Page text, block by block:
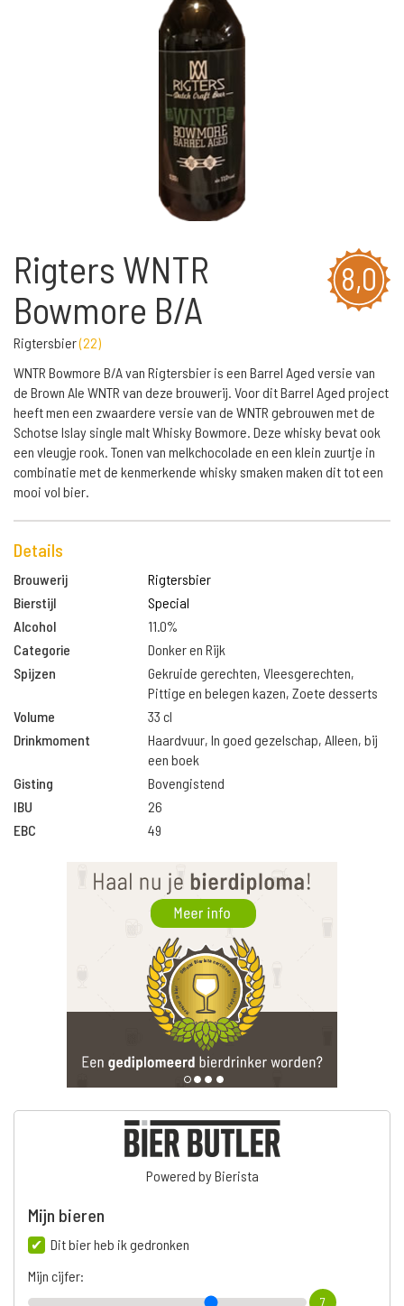
8,0
Rigters WNTR
Bowmore B/A
Rigtersbier(22)
WNTR Bowmore B/A van Rigtersbier is een Barrel Aged versie van
de Brown Ale WNTR van deze brouwerij. Voor dit Barrel Aged project
heeft men een zwaardere versie van de WNTR gebrouwen met de
Schotse Islay single malt Whisky Bowmore. Deze whisky bevat ook
een vleugje rook. Tonen van melkchocolade en een klein zuurtje in
combinatie met de kenmerkende whisky smaken maken dit tot een
mooi vol bier.
Details
Brouwerij
Rigtersbier
Bierstijl
Special
Alcohol
11.0%
Categorie
Donker en Rijk
Spijzen
Gekruide gerechten, Vleesgerechten,
Pittige en belegen kazen, Zoete desserts
Volume
33 cl
Drinkmoment
Haardvuur, In goed gezelschap, Alleen, bij
een boek
Gisting
Bovengistend
IBU
26
EBC
49
Powered by Bierista
Mijn bieren
Dit bier heb ik gedronken
Mijn cijfer:
7